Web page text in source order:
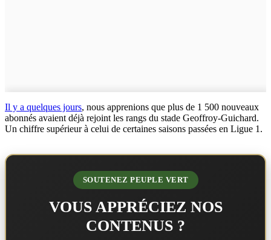
Il y a quelques jours, nous apprenions que plus de 1 500 nouveaux
abonnés avaient déjà rejoint les rangs du stade Geoffroy-Guichard.
Un chiffre supérieur à celui de certaines saisons passées en Ligue 1.
SOUTENEZ PEUPLE VERT
VOUS APPRÉCIEZ NOS
CONTENUS ?